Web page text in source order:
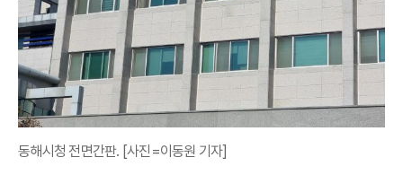
동해시청 전면간판. [사진=이동원 기자]